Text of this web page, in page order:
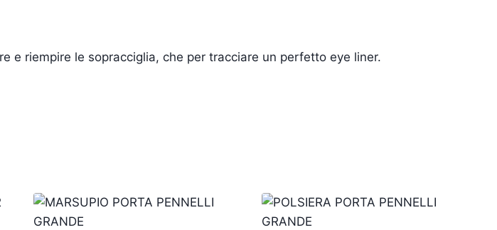
e riempire le sopracciglia, che per tracciare un perfetto eye liner.